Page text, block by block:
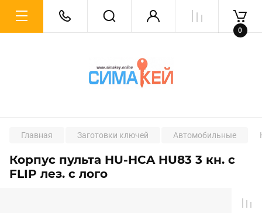
0
Главная Заготовки ключей Автомобильные
Корпус пульта HU-HCA HU83 3 кн. с
FLIP лез. с лого